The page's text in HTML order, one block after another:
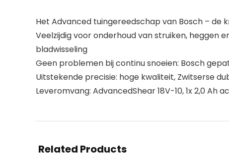
Het Advanced tuingereedschap van Bosch –
Veelzijdig voor onderhoud van struiken, heggen
bladwisseling
Geen problemen bij continu snoeien: Bosch
Uitstekende precisie: hoge kwaliteit, Zwitserse
Leveromvang: AdvancedShear 18V-10, 1x 2,0 Ah
Related Products